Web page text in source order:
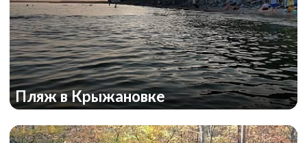
Пляж в Крыжановке